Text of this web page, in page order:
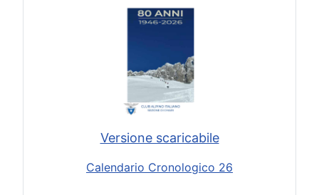
Versione scaricabile
Calendario Cronologico 26